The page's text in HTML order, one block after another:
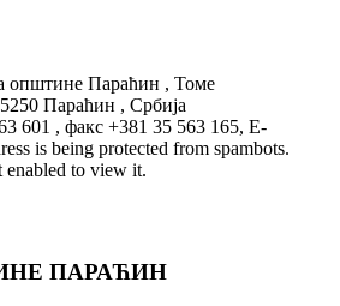
општине Параћин , Томе
Параћин , Србија
601 , факс +381 35 563 165, E-
is being protected from spambots.
enabled to view it.
ПАРАЋИН